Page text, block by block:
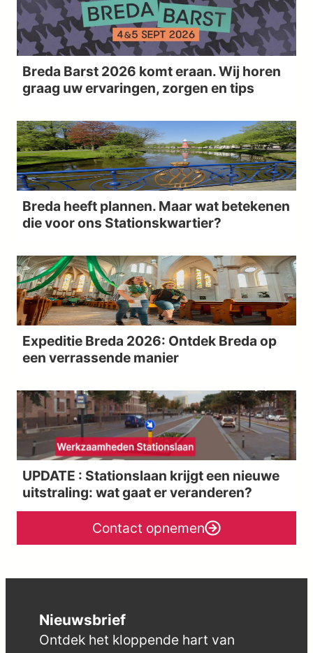
Breda Barst 2026 komt eraan. Wij horen
graag uw ervaringen, zorgen en tips
Breda heeft plannen. Maar wat betekenen
die voor ons Stationskwartier?
Expeditie Breda 2026: Ontdek Breda op
een verrassende manier
UPDATE : Stationslaan krijgt een nieuwe
uitstraling: wat gaat er veranderen?
Contact opnemen
Nieuwsbrief
Ontdek het kloppende hart van